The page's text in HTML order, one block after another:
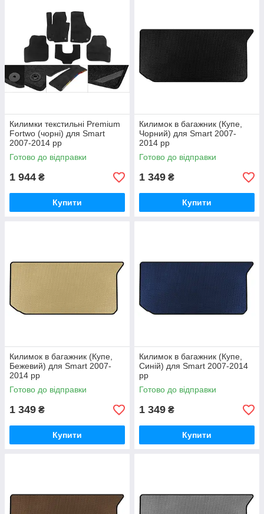
Килимки текстильні Premium
Fortwo (чорні) для Smart
2007-2014 рр
Готово до відправки
1 944 ₴
Купити
Килимок в багажник (Купе,
Чорний) для Smart 2007-
2014 рр
Готово до відправки
1 349 ₴
Купити
Килимок в багажник (Купе,
Бежевий) для Smart 2007-
2014 рр
Готово до відправки
1 349 ₴
Купити
Килимок в багажник (Купе,
Синій) для Smart 2007-2014
рр
Готово до відправки
1 349 ₴
Купити